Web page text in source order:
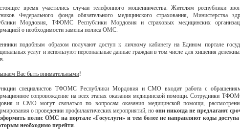
время участились случаи телефонного мошенничества. Жителям республики
Федерального фонда обязательного медицинского страхования, Министерства
Мордовия, ТФОМС Республики Мордовия и страховых медицинских
о необходимости замены полиса ОМС.
подобным образом получают доступ к личному кабинету на Едином портале
услуг и используют персональные данные граждан в том числе для хищения
Вас быть внимательными!
специалистов ТФОМС Республики Мордовия и СМО входит работа с
сопровождение на всех этапах оказания медицинской помощи. Сотрудники
и СМО могут связаться по вопросам оказания медицинской помощи,
о проведении профилактических мероприятий, ноони никогда не предлагают
полис ОМС на портале «Госуслуги» и тем более не направляют коды
необходимо перейти.